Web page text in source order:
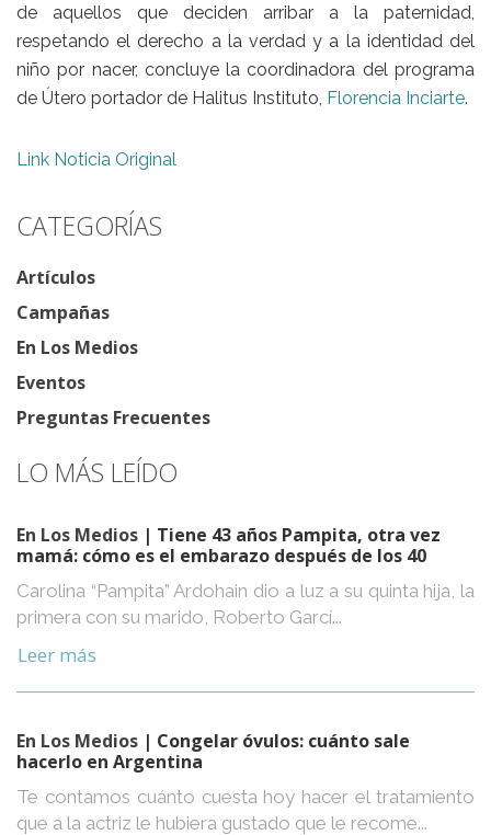
de aquellos que deciden arribar a la paternidad,
respetando el derecho a la verdad y a la identidad del
niño por nacer, concluye la coordinadora del programa
de Útero portador de Halitus Instituto, Florencia Inciarte.
Link Noticia Original
CATEGORÍAS
Artículos
Campañas
En Los Medios
Eventos
Preguntas Frecuentes
LO MÁS LEÍDO
En Los Medios | Tiene 43 años Pampita, otra vez
mamá: cómo es el embarazo después de los 40
Carolina “Pampita” Ardohain dio a luz a su quinta hija, la
primera con su marido, Roberto Garcí...
Leer más
En Los Medios | Congelar óvulos: cuánto sale
hacerlo en Argentina
Te contamos cuánto cuesta hoy hacer el tratamiento
que a la actriz le hubiera gustado que le recome...